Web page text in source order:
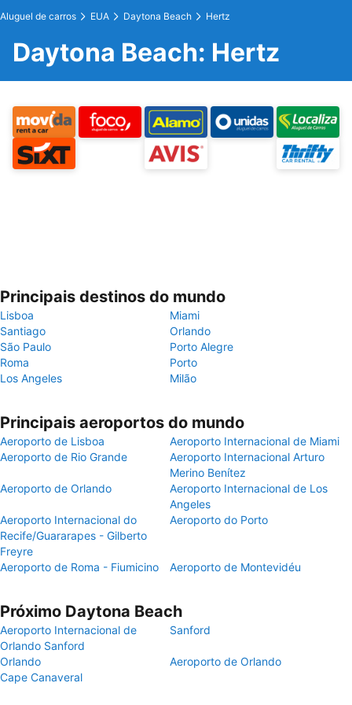
Aluguel de carros EUA Daytona Beach Hertz
Daytona Beach: Hertz
Principais destinos do mundo
Lisboa
Miami
Santiago
Orlando
São Paulo
Porto Alegre
Roma
Porto
Los Angeles
Milão
Principais aeroportos do mundo
Aeroporto de Lisboa
Aeroporto Internacional de Miami
Aeroporto de Rio Grande
Aeroporto Internacional Arturo
Merino Benítez
Aeroporto de Orlando
Aeroporto Internacional de Los
Angeles
Aeroporto Internacional do
Recife/Guararapes - Gilberto
Freyre
Aeroporto do Porto
Aeroporto de Roma - Fiumicino Aeroporto de Montevidéu
Próximo Daytona Beach
Aeroporto Internacional de
Orlando Sanford
Sanford
Orlando
Aeroporto de Orlando
Cape Canaveral